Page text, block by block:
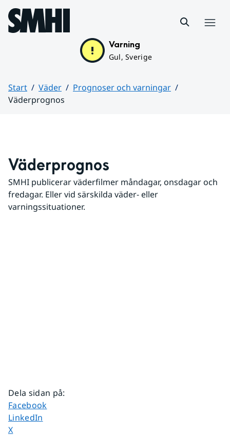
Hoppa till sidans innehåll
Varning
Gul, Sverige
Start Väder
Prognoser och varningar
Väderprognos
Väderprognos
SMHI publicerar väderfilmer måndagar, onsdagar och
fredagar. Eller vid särskilda väder- eller
varningssituationer.
Dela sidan på:
Dela sidan på
Facebook
Dela sidan på
LinkedIn
Dela sidan på
X